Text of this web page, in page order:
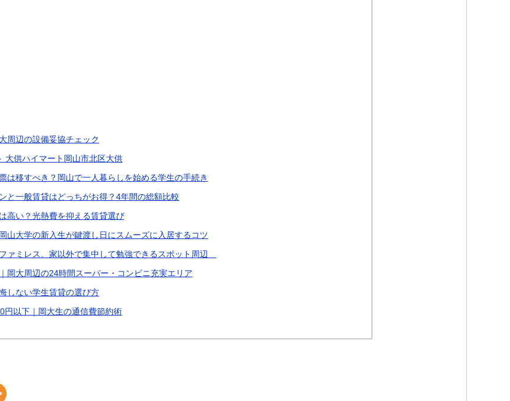
周辺の設備妥協チェック
大供ハイマート岡山市北区大供
は移すべき？岡山で一人暮らしを始める学生の手続き
と一般賃貸はどっちがお得？4年間の総額比較
高い？光熱費を抑える賃貸選び
山大学の新入生が鍵渡し日にスムーズに入居するコツ
ァミレス。家以外で集中して勉強できるスポット周辺
岡大周辺の24時間スーパー・コンビニ充実エリア
しない学生賃貸の選び方
円以下｜岡大生の通信費節約術